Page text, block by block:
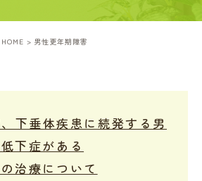
HOME 男性更年期障害
下垂体疾患に続発する男
下症がある
治療について